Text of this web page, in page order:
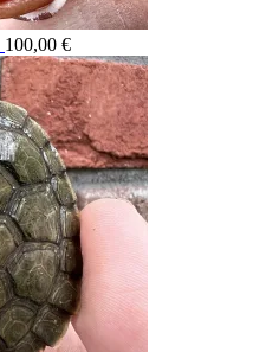
100,00 €